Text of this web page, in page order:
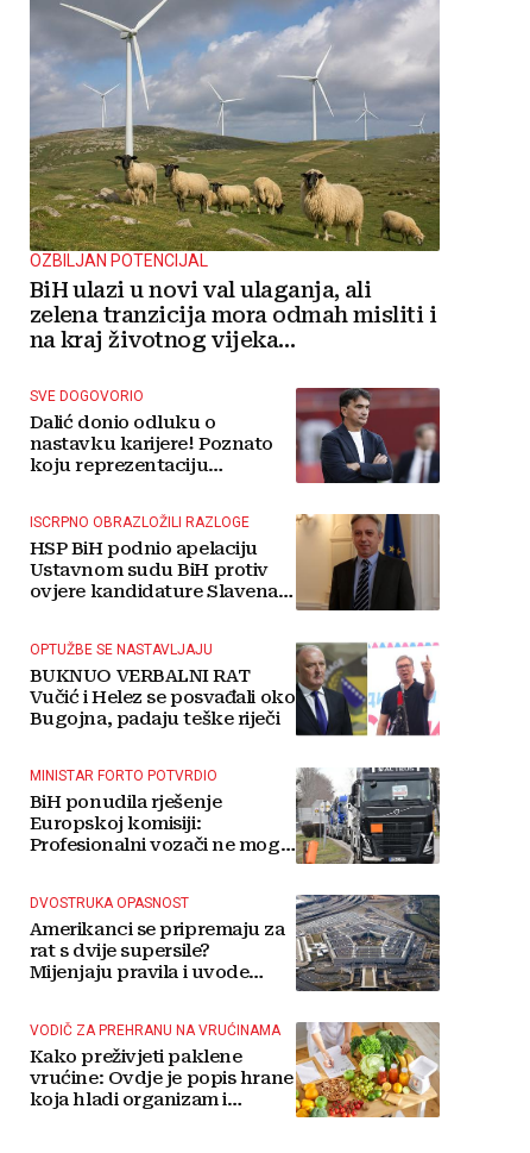
OZBILJAN POTENCIJAL
BiH ulazi u novi val ulaganja, ali
zelena tranzicija mora odmah misliti i
na kraj životnog vijeka
SVE DOGOVORIO
Dalić donio odluku o
nastavku karijere! Poznato
koju reprezentaciju
ISCRPNO OBRAZLOŽILI RAZLOGE
HSP BiH podnio apelaciju
Ustavnom sudu BiH protiv
ovjere kandidature Slavena
OPTUŽBE SE NASTAVLJAJU
BUKNUO VERBALNI RAT
Vučić i Helez se posvađali oko
Bugojna, padaju teške riječi
MINISTAR FORTO POTVRDIO
BiH ponudila rješenje
Europskoj komisiji:
Profesionalni vozači ne mogu
DVOSTRUKA OPASNOST
Amerikanci se pripremaju za
rat s dvije supersile?
Mijenjaju pravila i uvode
VODIČ ZA PREHRANU NA VRUĆINAMA
Kako preživjeti paklene
vrućine: Ovdje je popis hrane
koja hladi organizam i